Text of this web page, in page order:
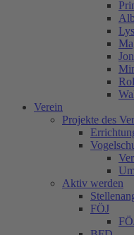
Verein
Projekte des
Aktiv werden
FÖJ